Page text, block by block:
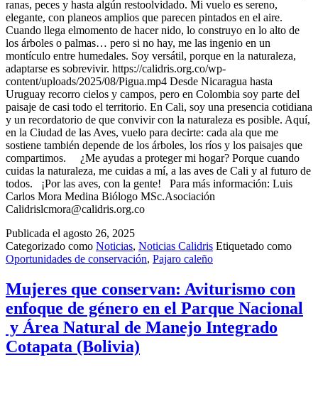
ranas, peces y hasta algún restoolvidado. Mi vuelo es sereno,
elegante, con planeos amplios que parecen pintados en el aire.
Cuando llega elmomento de hacer nido, lo construyo en lo alto de
los árboles o palmas… pero si no hay, me las ingenio en un
montículo entre humedales. Soy versátil, porque en la naturaleza,
adaptarse es sobrevivir. https://calidris.org.co/wp-
content/uploads/2025/08/Pigua.mp4 Desde Nicaragua hasta
Uruguay recorro cielos y campos, pero en Colombia soy parte del
paisaje de casi todo el territorio. En Cali, soy una presencia cotidiana
y un recordatorio de que convivir con la naturaleza es posible. Aquí,
en la Ciudad de las Aves, vuelo para decirte: cada ala que me
sostiene también depende de los árboles, los ríos y los paisajes que
compartimos. ¿Me ayudas a proteger mi hogar? Porque cuando
cuidas la naturaleza, me cuidas a mí, a las aves de Cali y al futuro de
todos. ¡Por las aves, con la gente! Para más información: Luis
Carlos Mora Medina Biólogo MSc.Asociación
Calidrislcmora@calidris.org.co
Publicada el agosto 26, 2025
Categorizado como Noticias, Noticias Calidris Etiquetado como
Oportunidades de conservación, Pajaro caleño
Mujeres que conservan: Aviturismo con
enfoque de género en el Parque Nacional
y Área Natural de Manejo Integrado
Cotapata (Bolivia)